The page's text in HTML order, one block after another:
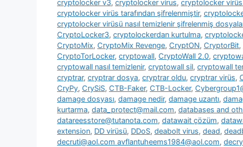
cryptolocker v3, cryptolocker virus, cryptolocker
cryptolocker virüs tarafından şifrelenmiştir,
cryptolocker virüsü nasıl temizlenir şifrelenmiş dosyalar
CryptoLocker3, cryptolockerdan kurtulma,
CryptoMix, CryptoMix Revenge, CryptON, CryptorBit,
CryptoTorLocker, cryptowall, CryptoWall 2.0,
cryptowall nasıl temizlenir, cryptowall sil, cryptowall
cryptrar, cryptrar dosya, cryptrar oldu, cryptrar virüs,
CryPy, CrySiS, CTB-Faker, CTB-Locker,
damage dosyası, damage nedir, damage uzantı,
kurtarma, data_protect@mail.com, databases and
datareesstore@tutanota.com, datawait çözüm,
extension, DD virüsü, DDoS, deabolt virus, dead,
decruti@aol.com avflantuheems1984@aol.com,